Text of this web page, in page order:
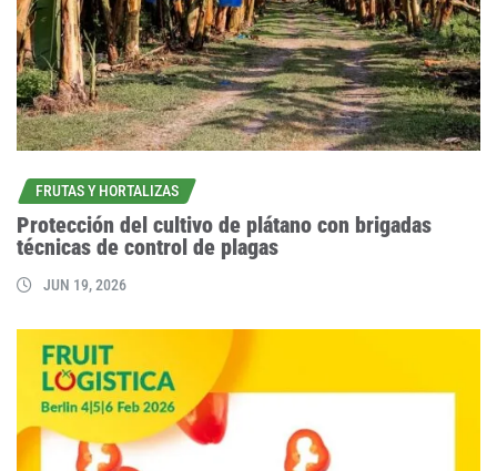
FRUTAS Y HORTALIZAS
Protección del cultivo de plátano con brigadas
técnicas de control de plagas
JUN 19, 2026